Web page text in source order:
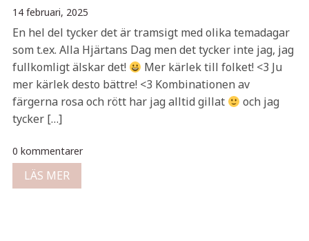
14 februari, 2025
En hel del tycker det är tramsigt med olika temadagar
som t.ex. Alla Hjärtans Dag men det tycker inte jag, jag
fullkomligt älskar det!
Mer kärlek till folket! <3 Ju
mer kärlek desto bättre! <3 Kombinationen av
färgerna rosa och rött har jag alltid gillat
och jag
tycker […]
0 kommentarer
LÄS MER